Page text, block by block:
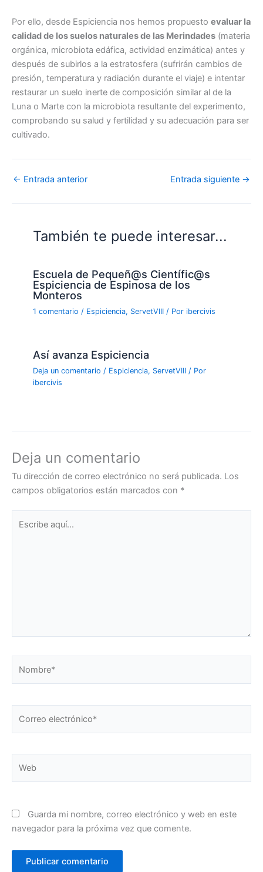
Por ello, desde Espiciencia nos hemos propuesto evaluar la
calidad de los suelos naturales de las Merindades (materia
orgánica, microbiota edáfica, actividad enzimática) antes y
después de subirlos a la estratosfera (sufrirán cambios de
presión, temperatura y radiación durante el viaje) e intentar
restaurar un suelo inerte de composición similar al de la
Luna o Marte con la microbiota resultante del experimento,
comprobando su salud y fertilidad y su adecuación para ser
cultivado.
← Entrada anterior Entrada siguiente →
También te puede interesar...
Escuela de Pequeñ@s Científic@s
Espiciencia de Espinosa de los
Monteros
1 comentario / Espiciencia, ServetVIII / Poribercivis
Así avanza Espiciencia
Deja un comentario / Espiciencia, ServetVIII / Por
ibercivis
Deja un comentario
Tu dirección de correo electrónico no será publicada. Los
campos obligatorios están marcados con *
aquí...
electrónico*
Guarda mi nombre, correo electrónico y web en este
navegador para la próxima vez que comente.